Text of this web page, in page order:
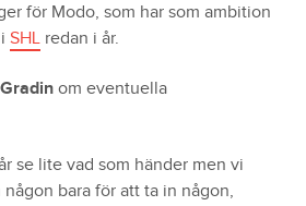
för Modo, som har som ambition
SHL redan i år.
om eventuella
se lite vad som händer men vi
bara för att ta in någon,